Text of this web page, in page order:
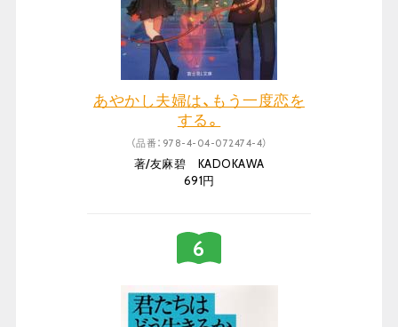
あやかし夫婦は、もう一度恋を
する。
（品番：978-4-04-072474-4）
著/友麻碧 KADOKAWA
691円